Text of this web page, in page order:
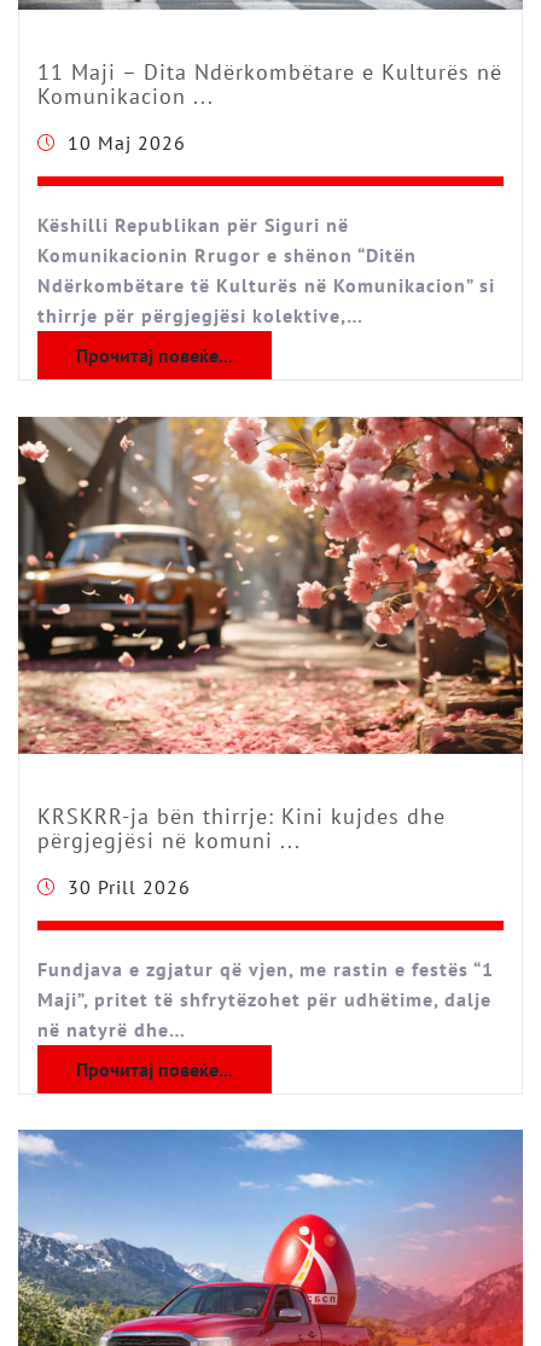
11 Maji – Dita Ndërkombëtare e Kulturës në
Komunikacion ...
10 Maj 2026
Këshilli Republikan për Siguri në
Komunikacionin Rrugor e shënon “Ditën
Ndërkombëtare të Kulturës në Komunikacion” si
thirrje për përgjegjësi kolektive,…
Прочитај повеќе...
KRSKRR-ja bën thirrje: Kini kujdes dhe
përgjegjësi në komuni ...
30 Prill 2026
Fundjava e zgjatur që vjen, me rastin e festës “1
Maji”, pritet të shfrytëzohet për udhëtime, dalje
në natyrë dhe…
Прочитај повеќе...